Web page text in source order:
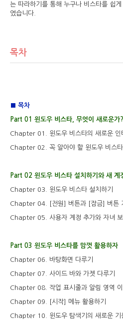
는 따라하기를 통해 누구나 비스타를 쉽
였습니다.
목차
■ 목차
Part 01 윈도우 비스타, 무엇이 새로운가?
Chapter 01. 윈도우 비스타의 새로운 인
Chapter 02. 꼭 알아야 할 윈도우 비스
Part 02 윈도우 비스타 설치하기와 새 계
Chapter 03. 윈도우 비스타 설치하기
Chapter 04. [전원] 버튼과 [잠금] 버튼
Chapter 05. 사용자 계정 추가와 자녀 보
Part 03 윈도우 비스타를 맘껏 활용하자
Chapter 06. 바탕화면 다루기
Chapter 07. 사이드 바와 가젯 다루기
Chapter 08. 작업 표시줄과 알림 영역 이
Chapter 09. [시작] 메뉴 활용하기
Chapter 10. 윈도우 탐색기의 새로운 기